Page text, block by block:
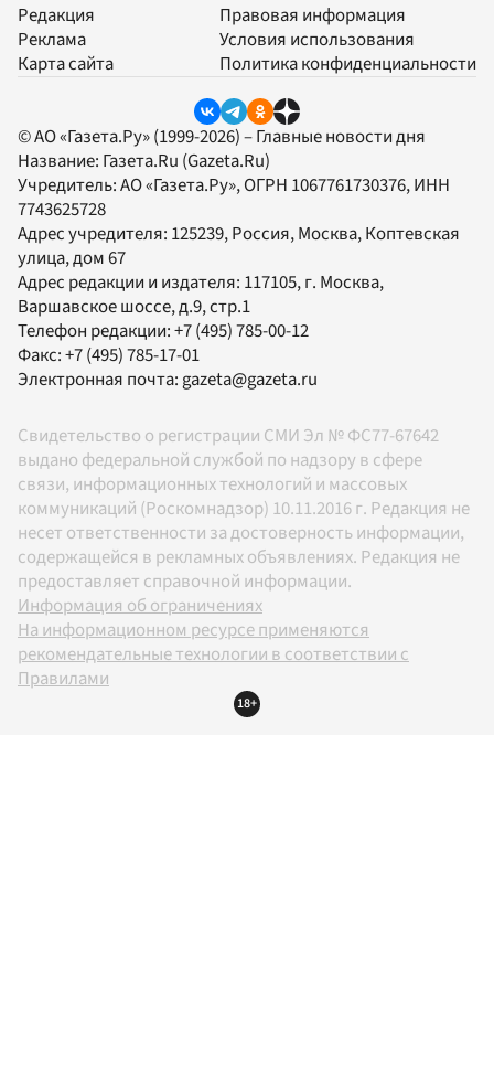
Редакция
Реклама
Карта сайта
Правовая информация
Условия использования
Политика конфиденциальности
© АО «Газета.Ру» (1999-2026) – Главные новости дня
Название: Газета.Ru (Gazeta.Ru)
Учредитель:АО «Газета.Ру», ОГРН 1067761730376, ИНН
7743625728
Адрес учредителя: 125239, Россия, Москва, Коптевская
улица, дом 67
Адрес редакции и издателя: 117105, г. Москва,
Варшавское шоссе, д.9, стр.1
Телефон редакции:+7 (495) 785-00-12
Факс:+7 (495) 785-17-01
Электронная почта:gazeta@gazeta.ru
Свидетельство о регистрации СМИ Эл № ФС77-67642
выдано федеральной службой по надзору в сфере
связи, информационных технологий и массовых
коммуникаций (Роскомнадзор) 10.11.2016 г. Редакция не
несет ответственности за достоверность информации,
содержащейся в рекламных объявлениях. Редакция не
предоставляет справочной информации.
Информация об ограничениях
На информационном ресурсе применяются
рекомендательные технологии в соответствии с
Правилами
18+